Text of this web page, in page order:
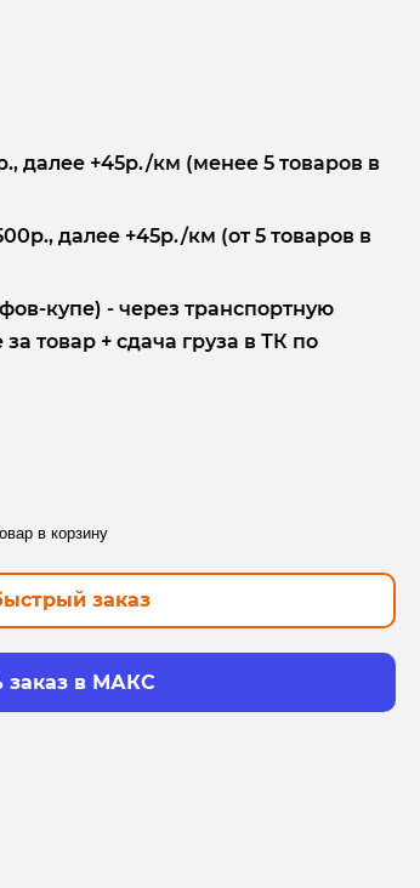
далее +45р./км (менее 5 товаров в
далее +45р./км (от 5 товаров в
купе) - через транспортную
товар + сдача груза в ТК по
в корзину
заказ
заказ в МАКС